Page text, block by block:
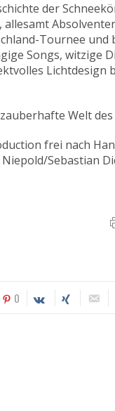
der
allesamt
Tournee und
Songs, witzige
Welt
frei nach
Sebastian
0